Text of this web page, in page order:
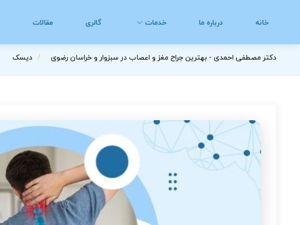
خانه درباره ما خدمات گالری مقالات
دکتر مصطفی احمدی - بهترین جراح مغز و اعصاب در سبزوار و خراسان رضوی دیسک